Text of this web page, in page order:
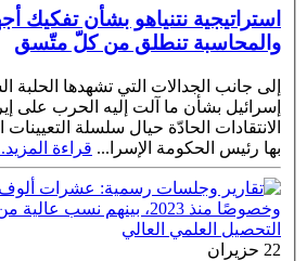
استراتيجية نتنياهو بشأن تفكيك
والمحاسبة تنطلق من كلّ متّسق
إلى جانب الجدالات التي تشهدها الحلبة
إسرائيل بشأن ما آلت إليه الحرب على
الانتقادات الحادّة حيال سلسلة
بها رئيس الحكومة الإسرا ... قراءة
22 حزيران